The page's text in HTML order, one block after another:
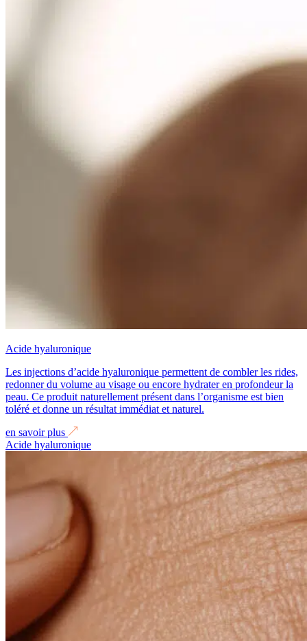
Acide hyaluronique
Les injections d’acide hyaluronique permettent de combler les rides,
redonner du volume au visage ou encore hydrater en profondeur la
peau. Ce produit naturellement présent dans l’organisme est bien
toléré et donne un résultat immédiat et naturel.
en savoir plus
Acide hyaluronique